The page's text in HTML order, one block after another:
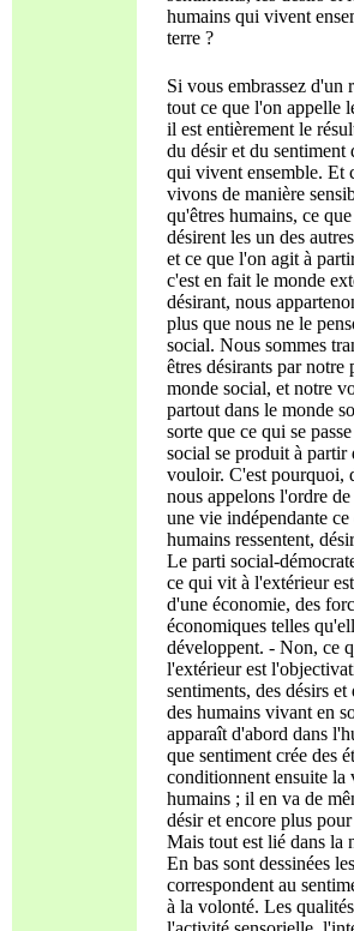
humains qui vivent
terre ?
Si vous embrassez d'un
tout ce que l'on appelle
il est entièrement le
du désir et du sentiment
qui vivent ensemble. Et
vivons de manière
qu'êtres humains, ce
désirent les un des
et ce que l'on agit à
c'est en fait le monde
désirant, nous
plus que nous ne le
social. Nous sommes
êtres désirants par notre
monde social, et notre
partout dans le monde
sorte que ce qui se
social se produit à partir
vouloir. C'est pourquoi,
nous appelons l'ordre
une vie indépendante ce
humains ressentent,
Le parti social-
ce qui vit à l'extérieur
d'une économie, des
économiques telles
développent. - Non, ce
l'extérieur est
sentiments, des désirs et
des humains vivant en
apparaît d'abord dans
que sentiment crée des
conditionnent ensuite la
humains ; il en va de
désir et encore plus
Mais tout est lié dans la
En bas sont dessinées
correspondent au
à la volonté. Les